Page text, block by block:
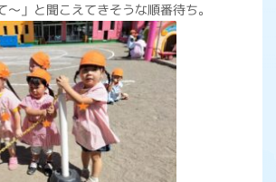
～」と聞こえてきそうな順番待ち。